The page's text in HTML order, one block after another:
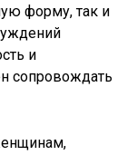
форму, так и
и
сопровождать